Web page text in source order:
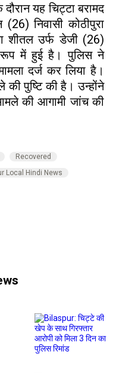
यह चिट्टा बरामद
निवासी कोठीपुरा
शीतल उर्फ डेजी (26)
रूप में हुई है। पुलिस ने
दर्ज कर लिया है।
की पुष्टि की है। उन्होंने
की आगामी जांच की
Recovered
Local Hindi News